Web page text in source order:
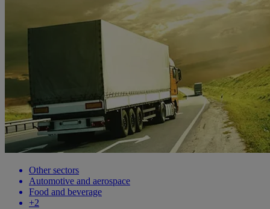
Other sectors
Automotive and aerospace
Food and beverage
+2